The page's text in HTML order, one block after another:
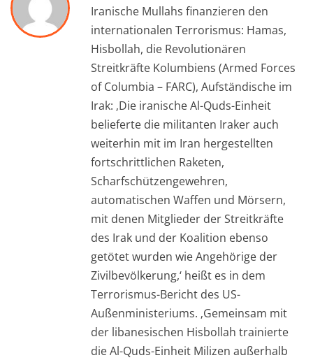
Iranische Mullahs finanzieren den
internationalen Terrorismus: Hamas,
Hisbollah, die Revolutionären
Streitkräfte Kolumbiens (Armed Forces
of Columbia – FARC), Aufständische im
Irak: ‚Die iranische Al-Quds-Einheit
belieferte die militanten Iraker auch
weiterhin mit im Iran hergestellten
fortschrittlichen Raketen,
Scharfschützengewehren,
automatischen Waffen und Mörsern,
mit denen Mitglieder der Streitkräfte
des Irak und der Koalition ebenso
getötet wurden wie Angehörige der
Zivilbevölkerung,‘ heißt es in dem
Terrorismus-Bericht des US-
Außenministeriums. ‚Gemeinsam mit
der libanesischen Hisbollah trainierte
die Al-Quds-Einheit Milizen außerhalb